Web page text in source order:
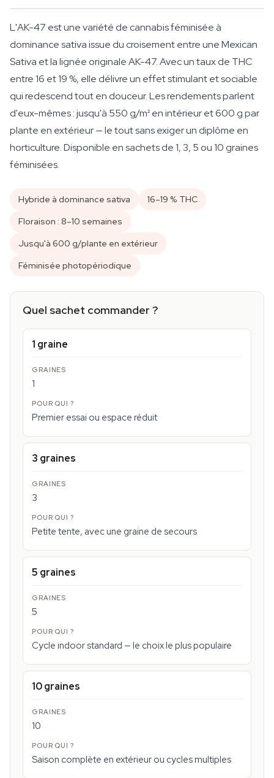
L'AK-47 est une variété de cannabis féminisée à
dominance sativa issue du croisement entre une Mexican
Sativa et la lignée originale AK-47. Avec un taux de THC
entre 16 et 19 %, elle délivre un effet stimulant et sociable
qui redescend tout en douceur. Les rendements parlent
d'eux-mêmes : jusqu'à 550 g/m² en intérieur et 600 g par
plante en extérieur — le tout sans exiger un diplôme en
horticulture. Disponible en sachets de 1, 3, 5 ou 10 graines
féminisées.
Hybride à dominance sativa
16–19 % THC
Floraison : 8–10 semaines
Jusqu'à 600 g/plante en extérieur
Féminisée photopériodique
Quel sachet commander ?
1 graine
1
Premier essai ou espace réduit
3 graines
3
Petite tente, avec une graine de secours
5 graines
5
Cycle indoor standard — le choix le plus populaire
10 graines
10
Saison complète en extérieur ou cycles multiples